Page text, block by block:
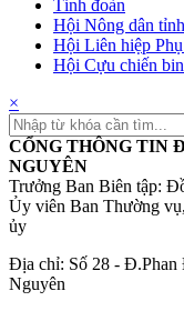
Tỉnh đoàn
Hội Nông dân tỉnh
Hội Liên hiệp
Hội Cựu chiến
×
CỔNG THÔNG TIN
NGUYÊN
Trưởng Ban Biên tập:
Ủy viên Ban Thường
ủy
Địa chỉ: Số 28 - Đ.Phan
Nguyên